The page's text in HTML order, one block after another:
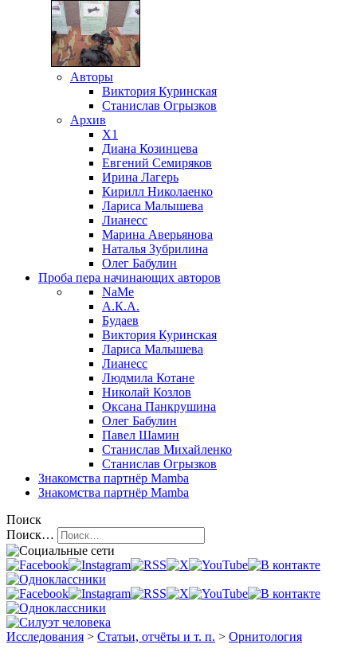
Авторы
Виктория Куринская
Станислав Огрызков
Архив
X1
Диана Козинцева
Евгений Семиряков
Ирина Лагерь
Кирилл Николаенко
Лариса Малышева
Лианесс
Марина Аверьянова
Наталья Зубрилина
Олег Бабулин
Проба пера начинающих авторов
NaMe
А.К.А.
Будаев
Виктория Куринская
Лариса Малышева
Лианесс
Людмила Котане
Николай Козлов
Оксана Панкрушина
Олег Бабулин
Павел Шамин
Станислав Михайленко
Станислав Огрызков
Знакомства партнёр Mamba
Знакомства партнёр Mamba
Поиск
Поиск…
Исследования > Статьи, отчёты и т. п. > Орнитология